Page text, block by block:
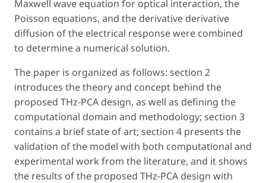
Maxwell wave equation for optical interaction, the
Poisson equations, and the derivative derivative
diffusion of the electrical response were combined
to determine a numerical solution.
The paper is organized as follows: section 2
introduces the theory and concept behind the
proposed THz-PCA design, as well as defining the
computational domain and methodology; section 3
contains a brief state of art; section 4 presents the
validation of the model with both computational and
experimental work from the literature, and it shows
the results of the proposed THz-PCA design with